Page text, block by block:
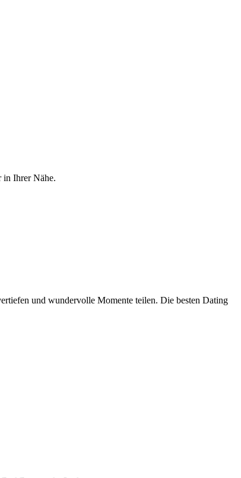
in Ihrer Nähe.
und wundervolle Momente teilen. Die besten Dating